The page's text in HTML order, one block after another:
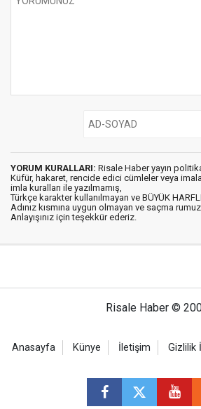
YORUM KURALLARI: Risale Haber yayın
Küfür, hakaret, rencide edici cümleler veya
imla kuralları ile yazılmamış,
Türkçe karakter kullanılmayan ve BÜYÜK
Adınız kısmına uygun olmayan ve saçma
Anlayışınız için teşekkür ederiz.
Risale Haber ©
Anasayfa Künye İletişim Gizlilik